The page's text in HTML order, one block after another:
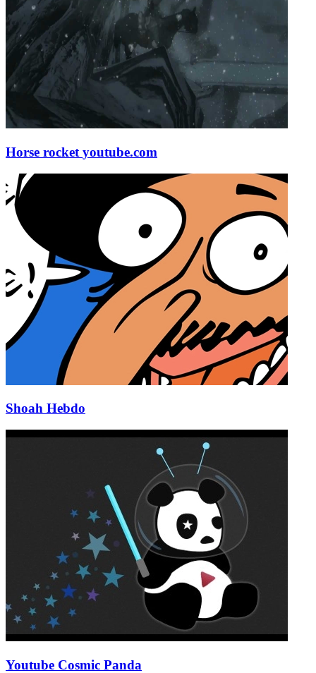
Horse rocket youtube.com
Shoah Hebdo
Youtube Cosmic Panda